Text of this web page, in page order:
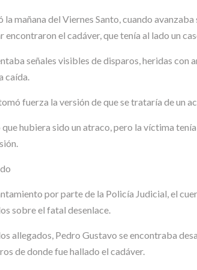
la mañana del Viernes Santo, cuando
encontraron el cadáver, que tenía al lado un
señales visibles de disparos, heridas
caída.
fuerza la versión de que se trataría de
que hubiera sido un atraco, pero la víctima
por parte de la Policía Judicial, el
sobre el fatal desenlace.
allegados, Pedro Gustavo se encontraba
de donde fue hallado el cadáver.